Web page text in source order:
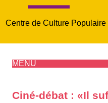
Centre de Culture
MENU
Ciné-débat : «Il